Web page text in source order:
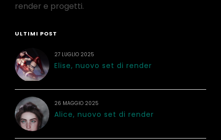
render e progetti.
ULTIMI POST
27 LUGLIO 2025
Elise, nuovo set di render
26 MAGGIO 2025
Alice, nuovo set di render